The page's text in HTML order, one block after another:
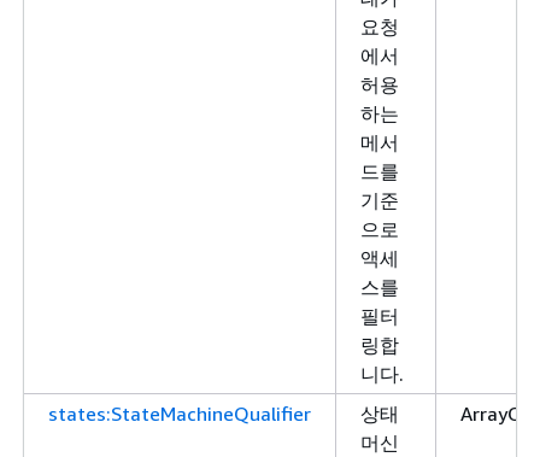
요청
에서
허용
하는
메서
드를
기준
으로
액세
스를
필터
링합
니다.
states:StateMachineQualifier
상태
머신